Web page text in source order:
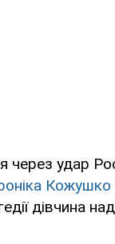
через удар
дівчина